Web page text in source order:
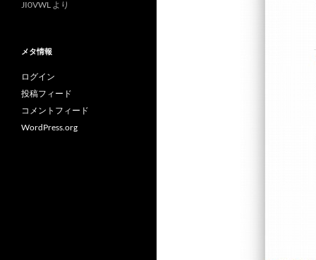
JI0VWL より
メタ情報
ログイン
投稿フィード
コメントフィード
WordPress.org